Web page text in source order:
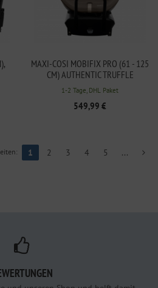
MAXI-COSI MOBIFIX PRO (61 - 125
CM) AUTHENTIC TRUFFLE
1-2 Tage, DHL Paket
549,99 €
1 2 3 4 5 ...